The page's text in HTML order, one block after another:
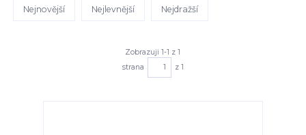
Nejnovější Nejlevnější Nejdražší
Zobrazuji 1-1 z 1
strana
z 1